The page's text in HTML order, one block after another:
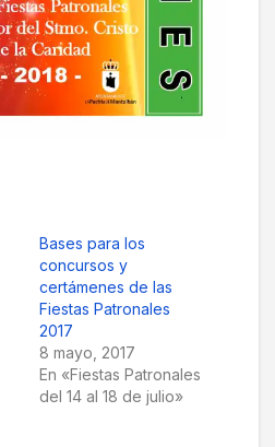
Bases para los
concursos y
certámenes de las
Fiestas Patronales
2017
8 mayo, 2017
En «Fiestas Patronales
del 14 al 18 de julio»